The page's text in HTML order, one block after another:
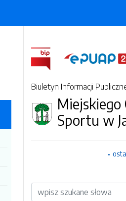
Biuletyn Informacji
Sportu w
Wyszukiwarka